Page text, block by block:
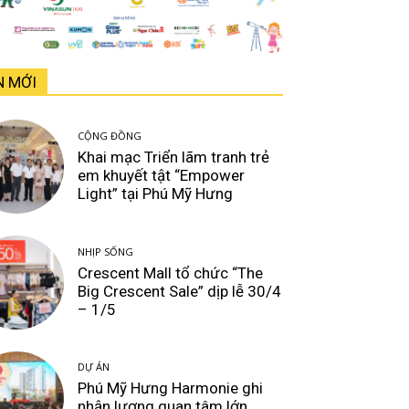
MỚI
CỘNG ĐỒNG
Khai mạc Triển lãm tranh trẻ
em khuyết tật “Empower
Light” tại Phú Mỹ Hưng
NHỊP SỐNG
Crescent Mall tổ chức “The
Big Crescent Sale” dịp lễ 30/4
– 1/5
DỰ ÁN
Phú Mỹ Hưng Harmonie ghi